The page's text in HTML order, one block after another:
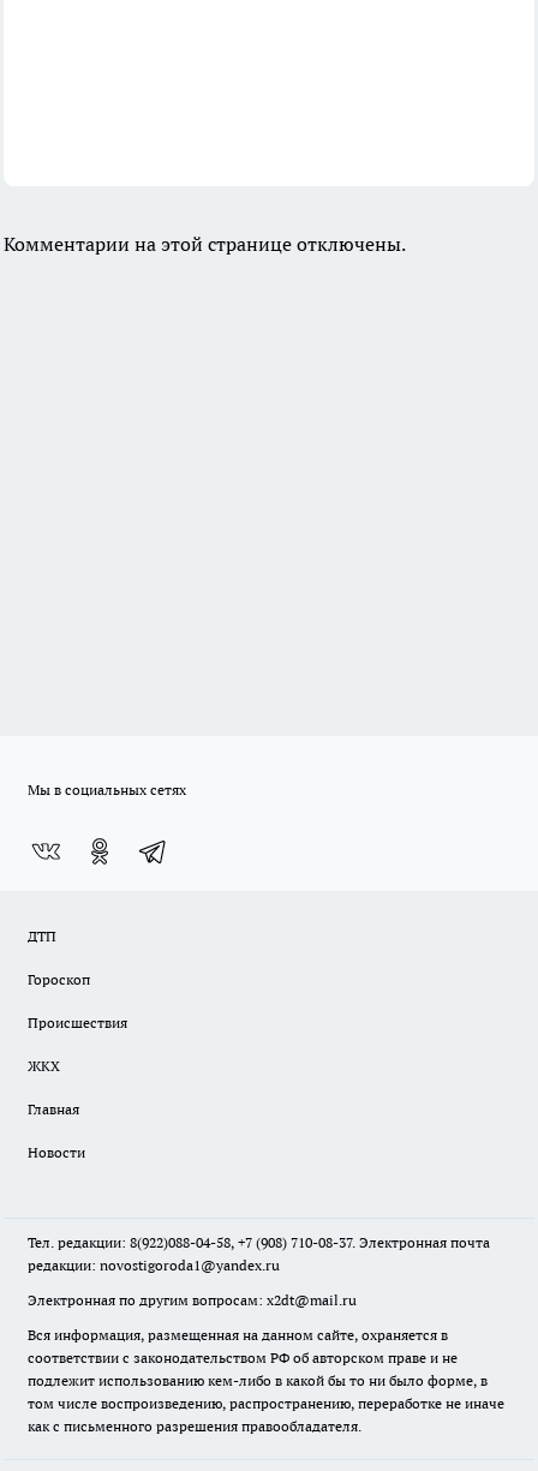
Комментарии на этой странице отключены.
Мы в социальных сетях
ДТП
Гороскоп
Происшествия
ЖКХ
Главная
Новости
Тел. редакции: 8(922)088-04-58, +7 (908) 710-08-37. Электронная почта
редакции: novostigoroda1@yandex.ru
Электронная по другим вопросам: x2dt@mail.ru
Вся информация, размещенная на данном сайте, охраняется в
соответствии с законодательством РФ об авторском праве и не
подлежит использованию кем-либо в какой бы то ни было форме, в
том числе воспроизведению, распространению, переработке не иначе
как с письменного разрешения правообладателя.